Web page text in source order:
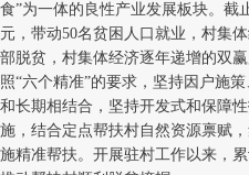
食”为一体的良性产业发展板块。截
元，带动50名贫困人口就业，村集
部脱贫，村集体经济逐年递增的双
照“六个精准”的要求，坚持因户施
和长期相结合，坚持开发式和保障
施，结合定点帮扶村自然资源禀赋
施精准帮扶。开展驻村工作以来，